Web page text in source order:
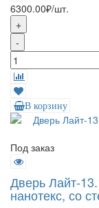
6300.00₽/шт.
+
-
В корзину
Под заказ
Дверь Лайт-
нанотекс, со